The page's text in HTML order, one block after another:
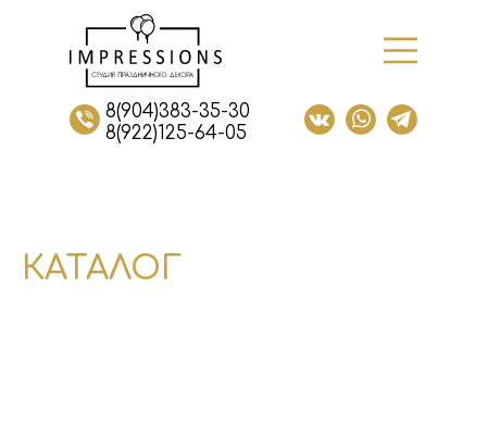
8(922)125-64-05
8(904)383-35-30
КАТАЛОГ